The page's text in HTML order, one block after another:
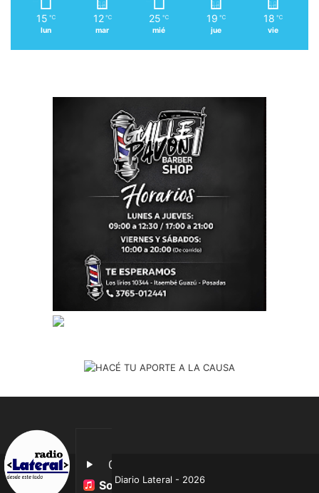
15 ℃
lun
12 ℃
mar
25 ℃
mié
19 ℃
jue
18 ℃
vie
Diario Lateral - 2026